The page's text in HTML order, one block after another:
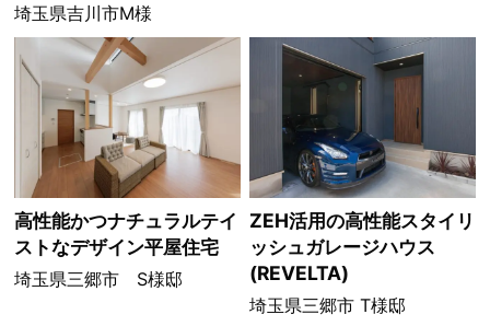
埼玉県吉川市M様
高性能かつナチュラルテイ
ストなデザイン平屋住宅
埼玉県三郷市 S様邸
ZEH活用の高性能スタイリ
ッシュガレージハウス
(REVELTA)
埼玉県三郷市 T様邸